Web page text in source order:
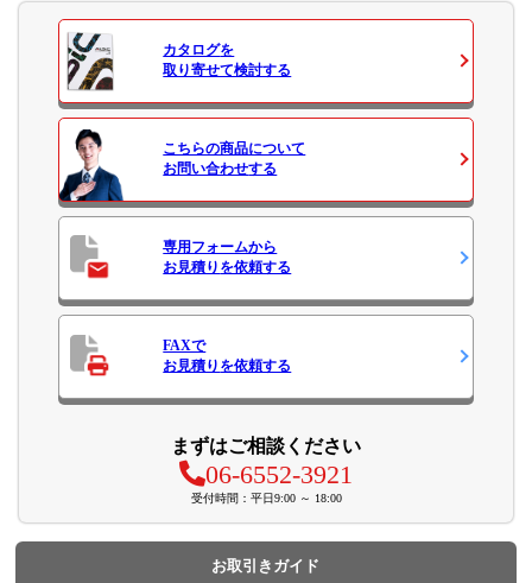
カタログを
取り寄せて検討する
こちらの商品について
お問い合わせする
専用フォームから
お見積り を依頼する
FAXで
お見積り を依頼する
まずはご相談ください
06-6552-3921
受付時間：平日9:00 ～ 18:00
お取引きガイド